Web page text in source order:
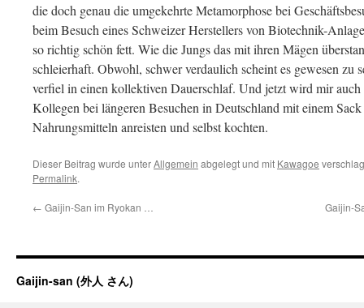
die doch genau die umgekehrte Metamorphose bei
beim Besuch eines Schweizer Herstellers von Biotechnik-
so richtig schön fett. Wie die Jungs das mit ihren Mägen
schleierhaft. Obwohl, schwer verdaulich scheint es gewesen zu
verfiel in einen kollektiven Dauerschlaf. Und jetzt wird mir
Kollegen bei längeren Besuchen in Deutschland mit einem
Nahrungsmitteln anreisten und selbst kochten.
Dieser Beitrag wurde unterAllgemein abgelegt und mit Kawagoe
Permalink.
← Gaijin-San im Ryokan … Gaijin-
Gaijin-san (外人 さん)